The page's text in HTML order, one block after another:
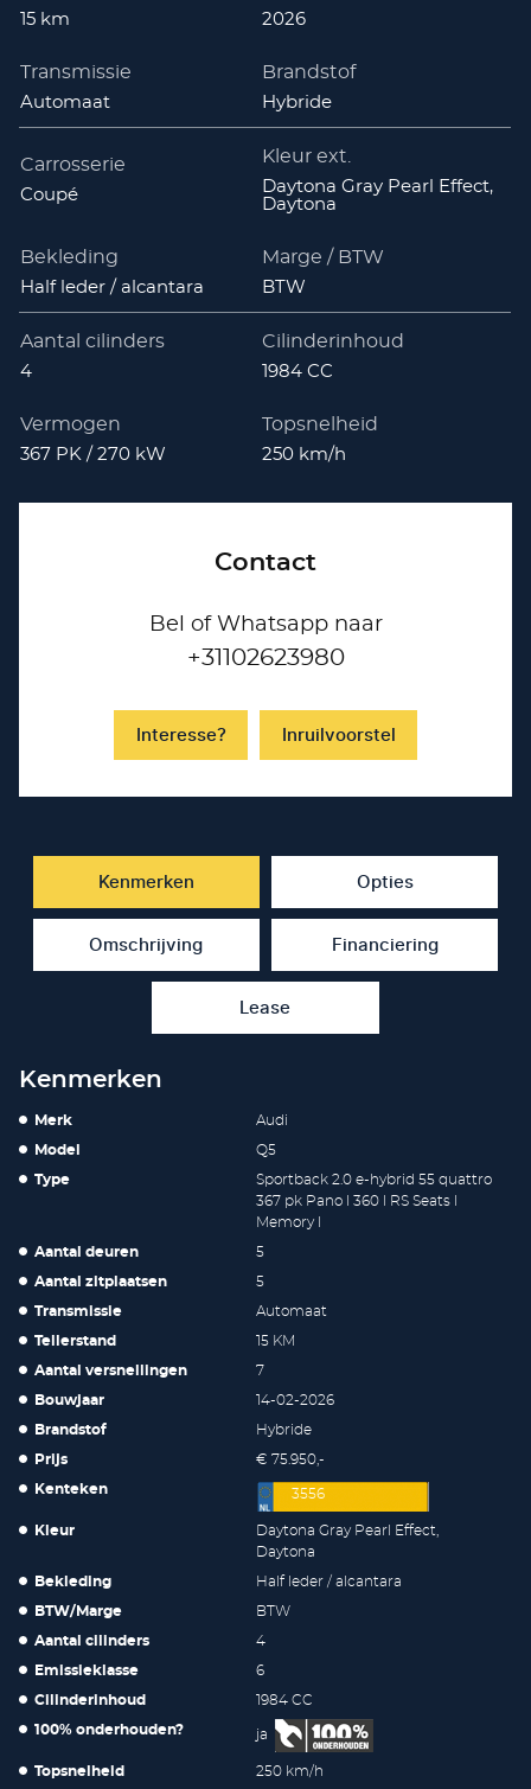
15 km 2026
Transmissie
Automaat
Brandstof
Hybride
Carrosserie
Coupé
Kleur ext.
Daytona Gray Pearl Effect,
Daytona
Bekleding
Half leder / alcantara
Marge / BTW
BTW
Aantal cilinders
4
Cilinderinhoud
1984 CC
Vermogen
367 PK / 270 kW
Topsnelheid
250 km/h
Contact
Bel of Whatsapp naar
+31102623980
Interesse? Inruilvoorstel
Kenmerken Opties
Omschrijving Financiering
Lease
Kenmerken
Merk Audi
Model Q5
Type
Sportback 2.0 e-hybrid 55 quattro
367 pk Pano l 360 l RS Seats l
Memory l
Aantal deuren 5
Aantal zitplaatsen 5
Transmissie Automaat
Tellerstand 15 KM
Aantal versnellingen 7
Bouwjaar 14-02-2026
Brandstof Hybride
Prijs € 75.950,-
Kenteken 3556
Kleur
Daytona Gray Pearl Effect,
Daytona
Bekleding Half leder / alcantara
BTW/Marge BTW
Aantal cilinders 4
Emissieklasse 6
Cilinderinhoud 1984 CC
100% onderhouden? ja
Topsnelheid 250 km/h